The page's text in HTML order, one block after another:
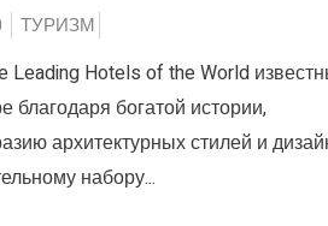
ТУРИЗМ
Leading Hotels of the World
благодаря богатой истории,
архитектурных стилей и
набору...